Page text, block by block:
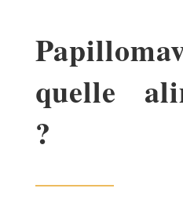
quelle
?